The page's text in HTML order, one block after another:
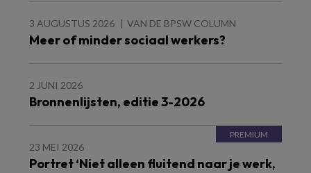
3 AUGUSTUS 2026 VAN DE BPSW COLUMN
Meer of minder sociaal werkers?
2 JUNI 2026
Bronnenlijsten, editie 3-2026
23 MEI 2026
Portret ‘Niet alleen fluitend naar je werk,